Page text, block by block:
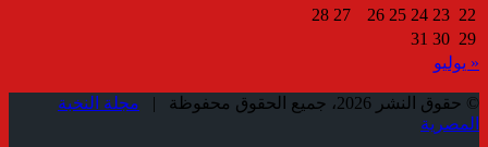
22
23
24
25
26
27
28
29
30
31
« يوليو
© حقوق النشر 2026، جميع الحقوق محفوظة |
مجلة النخبة
المصرية